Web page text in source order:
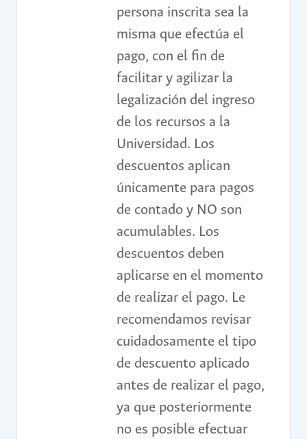
persona inscrita sea la
misma que efectúa el
pago, con el fin de
facilitar y agilizar la
legalización del ingreso
de los recursos a la
Universidad. Los
descuentos aplican
únicamente para pagos
de contado y NO son
acumulables. Los
descuentos deben
aplicarse en el momento
de realizar el pago. Le
recomendamos revisar
cuidadosamente el tipo
de descuento aplicado
antes de realizar el pago,
ya que posteriormente
no es posible efectuar